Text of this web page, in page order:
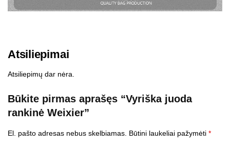
Atsiliepimai
Atsiliepimų dar nėra.
Būkite pirmas aprašęs “Vyriška juoda
rankinė Weixier”
El. pašto adresas nebus skelbiamas. Būtini laukeliai pažymėti *